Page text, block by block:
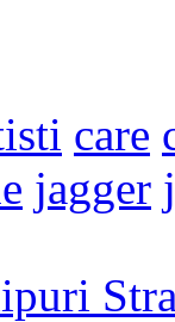
care
jagger